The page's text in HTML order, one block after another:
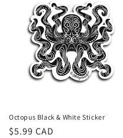
Octopus Black & White Sticker
Prix
$5.99 CAD